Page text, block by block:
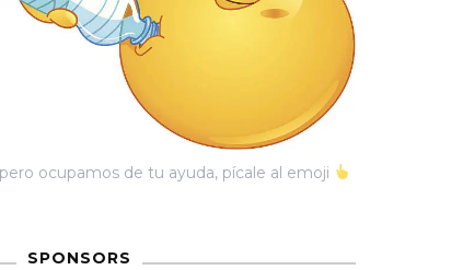
pero ocupamos de tu ayuda, pícale al emoji
SPONSORS